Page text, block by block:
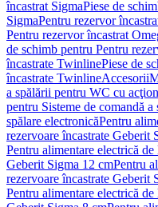
încastrat SigmaPiese de
SigmaPentru rezervor
Pentru rezervor încastrat
de schimb pentru Pentru
încastrate TwinlinePiese de
încastrate TwinlineAccesorii
a spălării pentru WC cu
pentru Sisteme de comandă
spălare electronicăPentru
rezervoare încastrate Geberit
Pentru alimentare electrică
Geberit Sigma 12 cmPentru
rezervoare încastrate Geberit
Pentru alimentare electrică